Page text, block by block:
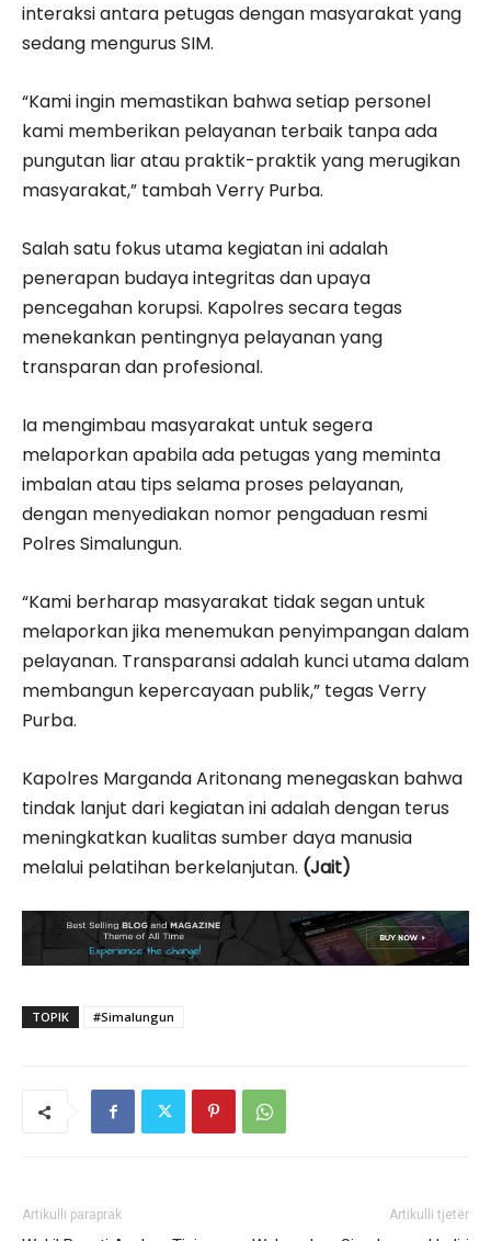
interaksi antara petugas dengan masyarakat yang
sedang mengurus SIM.
“Kami ingin memastikan bahwa setiap personel
kami memberikan pelayanan terbaik tanpa ada
pungutan liar atau praktik-praktik yang merugikan
masyarakat,” tambah Verry Purba.
Salah satu fokus utama kegiatan ini adalah
penerapan budaya integritas dan upaya
pencegahan korupsi. Kapolres secara tegas
menekankan pentingnya pelayanan yang
transparan dan profesional.
Ia mengimbau masyarakat untuk segera
melaporkan apabila ada petugas yang meminta
imbalan atau tips selama proses pelayanan,
dengan menyediakan nomor pengaduan resmi
Polres Simalungun.
“Kami berharap masyarakat tidak segan untuk
melaporkan jika menemukan penyimpangan dalam
pelayanan. Transparansi adalah kunci utama dalam
membangun kepercayaan publik,” tegas Verry
Purba.
Kapolres Marganda Aritonang menegaskan bahwa
tindak lanjut dari kegiatan ini adalah dengan terus
meningkatkan kualitas sumber daya manusia
melalui pelatihan berkelanjutan. (Jait)
TOPIK #Simalungun
Artikulli paraprak Artikulli tjetër